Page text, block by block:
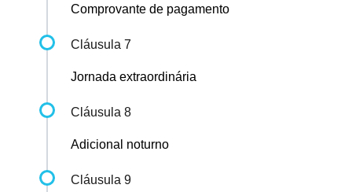
Comprovante de pagamento
Cláusula 7
Jornada extraordinária
Cláusula 8
Adicional noturno
Cláusula 9